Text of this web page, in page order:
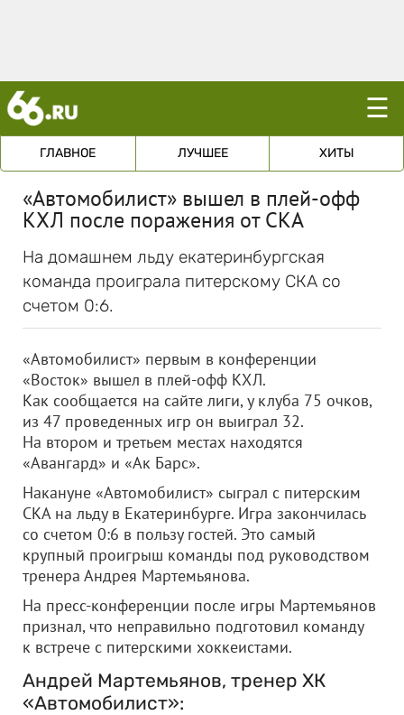
☰
ГЛАВНОЕ ЛУЧШЕЕ ХИТЫ
«Автомобилист» вышел в плей-офф
КХЛ после поражения от СКА
На домашнем льду екатеринбургская
команда проиграла питерскому СКА со
счетом 0:6.
«Автомобилист» первым в конференции
«Восток» вышел в плей-офф КХЛ.
Как сообщается на сайте лиги, у клуба 75 очков,
из 47 проведенных игр он выиграл 32.
На втором и третьем местах находятся
«Авангард» и «Ак Барс».
Накануне «Автомобилист» сыграл с питерским
СКА на льду в Екатеринбурге. Игра закончилась
со счетом 0:6 в пользу гостей. Это самый
крупный проигрыш команды под руководством
тренера Андрея Мартемьянова.
На пресс-конференции после игры Мартемьянов
признал, что неправильно подготовил команду
к встрече с питерскими хоккеистами.
Андрей Мартемьянов, тренер ХК
«Автомобилист»: